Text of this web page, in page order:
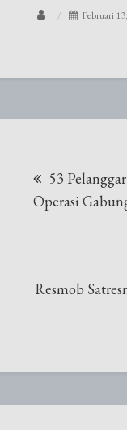
Februari
pos
53
Operasi
Resmob